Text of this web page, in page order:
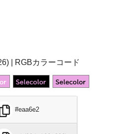
| RGBカラーコード
#eaa6e2